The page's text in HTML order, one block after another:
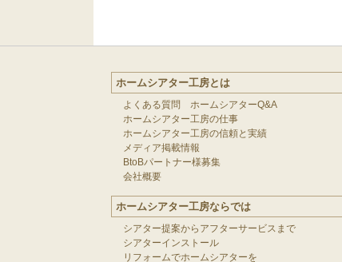
ホームシアター工房とは
よくある質問 ホームシアターQ&A
ホームシアター工房の仕事
ホームシアター工房の信頼と実績
メディア掲載情報
BtoBパートナー様募集
会社概要
ホームシアター工房ならでは
シアター提案からアフターサービスまで
シアターインストール
リフォームでホームシアターを